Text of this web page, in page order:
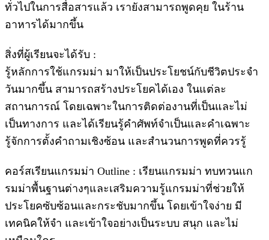
ทั่วไปในการสื่อสารแล้ว เรายังสามารถพูดคุย ในร้าน
อาหารได้มากขึ้น
สิ่งที่ผู้เรียนจะได้รับ :
รู้หลักการใช้แกรมม่า มาให้เป็นประโยชน์กับชีวิตประจำ
วันมากขึ้น สามารถสร้างประโยคได้เอง ในแต่ละ
สถานการณ์ โดยเฉพาะในการติดต่องานที่เป็นและไม่
เป็นทางการ และได้เรียนรู้คำศัพท์จำเป็นและคำเฉพาะ
รู้จักการตั้งคำถามเชิงซ้อน และสำนวนการพูดที่ควรรู้
คอร์สเรียนแกรมม่า Outline : เรียนแกรมม่า ทบทวนแก
รมม่าพื้นฐานต่างๆและเสริมความรู้แกรมม่าที่ช่วยให้
ประโยคซับซ้อนและกระชับมากขึ้น โดยเข้าใจง่าย มี
เทคนิคให้จำ และเข้าใจอย่างเป็นระบบ สนุก และไม่